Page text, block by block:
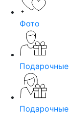
Фото